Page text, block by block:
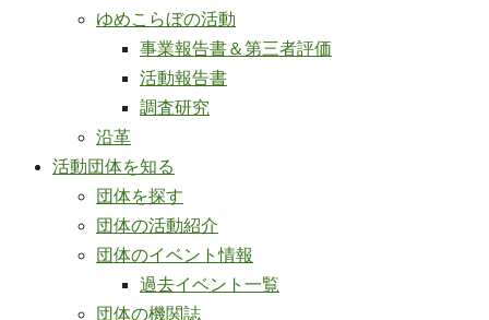
ゆめこらぼの活動
事業報告書＆第三者評価
活動報告書
調査研究
沿革
活動団体を知る
団体を探す
団体の活動紹介
団体のイベント情報
過去イベント一覧
団体の機関誌